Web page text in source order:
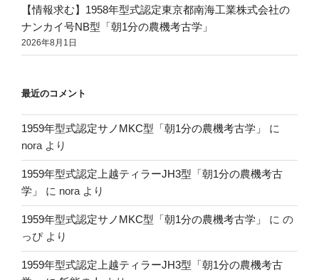
【情報求む】1958年型式認定東京都南海工業株式会社の
ナンカイ号NB型「朝1分の農機考古学」
2026年8月1日
最近のコメント
1959年型式認定サノMKC型「朝1分の農機考古学」
に
nora より
1959年型式認定上越ティラーJH3型「朝1分の農機考古
学」
に nora より
1959年型式認定サノMKC型「朝1分の農機考古学」 に の
っぴより
1959年型式認定上越ティラーJH3型「朝1分の農機考古